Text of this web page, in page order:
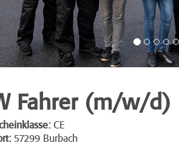
Fahrer (m/w/d)
CE
57299 Burbach